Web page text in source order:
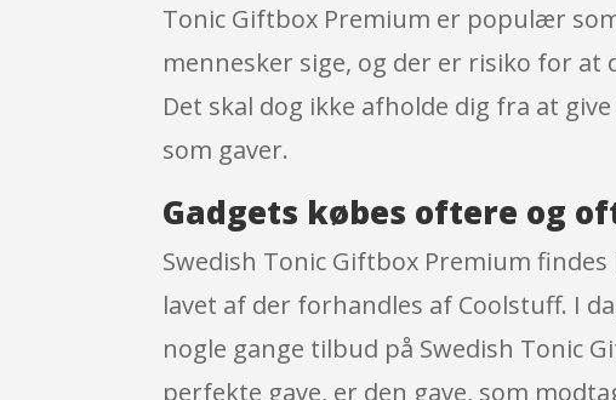
Tonic Giftbox Premium er populær
mennesker sige, og der er risiko for
Det skal dog ikke afholde dig fra at
som gaver.
Gadgets købes oftere og
Swedish Tonic Giftbox Premium
lavet af der forhandles af Coolstuff. I
nogle gange tilbud på Swedish Tonic
perfekte gave, er den gave, som